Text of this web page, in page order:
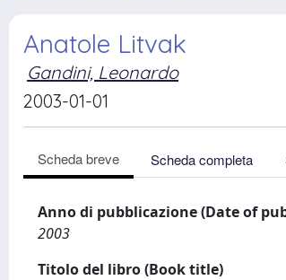
Anatole Litvak
Gandini, Leonardo
2003-01-01
Scheda breve Scheda completa
Anno di pubblicazione (Date of
2003
Titolo del libro (Book title)